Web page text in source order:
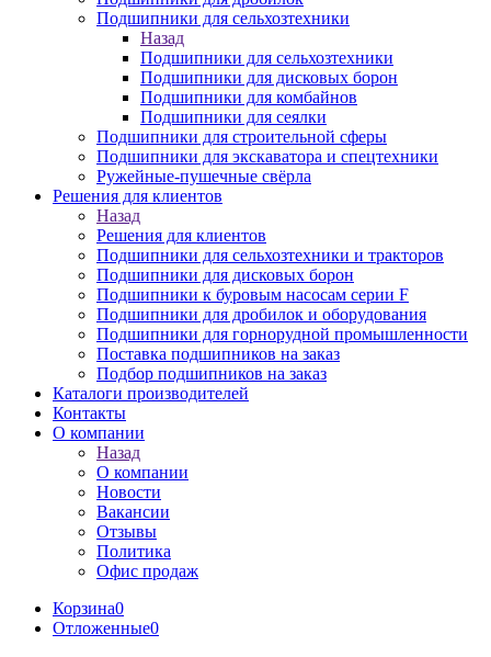
Подшипники для сельхозтехники
Назад
Подшипники для сельхозтехники
Подшипники для дисковых борон
Подшипники для комбайнов
Подшипники для сеялки
Подшипники для строительной сферы
Подшипники для экскаватора и спецтехники
Ружейные-пушечные свёрла
Решения для клиентов
Назад
Решения для клиентов
Подшипники для сельхозтехники и тракторов
Подшипники для дисковых борон
Подшипники к буровым насосам серии F
Подшипники для дробилок и оборудования
Подшипники для горнорудной промышленности
Поставка подшипников на заказ
Подбор подшипников на заказ
Каталоги производителей
Контакты
О компании
Назад
О компании
Новости
Вакансии
Отзывы
Политика
Офис продаж
Корзина0
Отложенные0